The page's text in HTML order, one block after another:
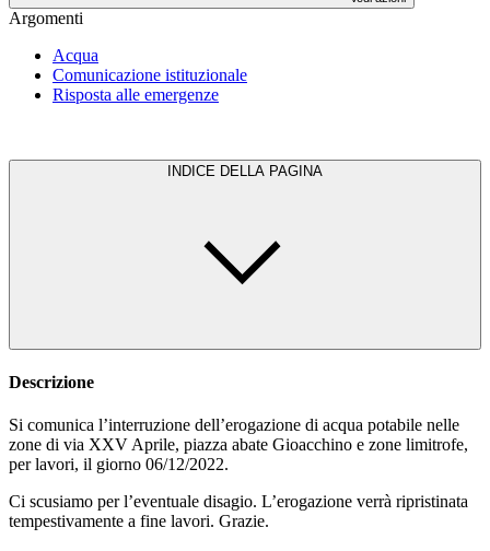
Argomenti
Acqua
Comunicazione istituzionale
Risposta alle emergenze
INDICE DELLA PAGINA
Descrizione
Si comunica l’interruzione dell’erogazione di acqua potabile nelle
zone di via XXV Aprile, piazza abate Gioacchino e zone limitrofe,
per lavori, il giorno 06/12/2022.
Ci scusiamo per l’eventuale disagio. L’erogazione verrà ripristinata
tempestivamente a fine lavori. Grazie.